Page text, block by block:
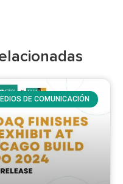
DE COMUNICACIÓN